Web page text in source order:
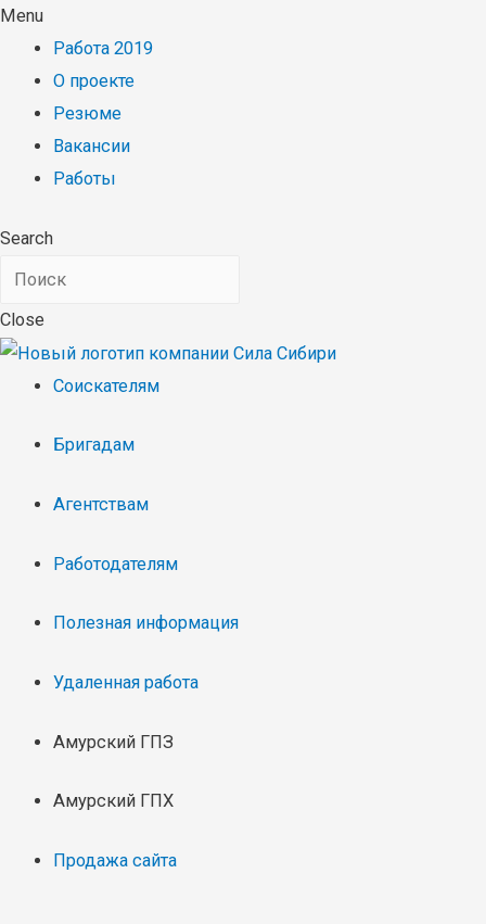
Menu
Работа 2019
О проекте
Резюме
Вакансии
Работы
Search
Close
Соискателям
Бригадам
Агентствам
Работодателям
Полезная информация
Удаленная работа
Амурский ГПЗ
Амурский ГПХ
Продажа сайта